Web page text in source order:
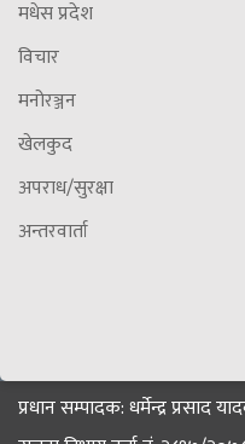
मधेस प्रदेश
विचार
मनोरञ्जन
खेलकुद
अपराध/सुरक्षा
अन्तरवार्ता
प्रधान सम्पादक: धर्मेन्द्र प्रसाद